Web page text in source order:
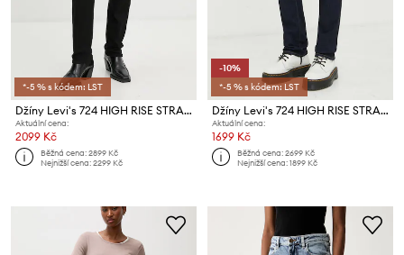
*-5 % s kódem: LST
Džíny Levi's 724 HIGH RISE STRAIGHT
Aktuální cena:
2099 Kč
Běžná cena:2899 Kč
Nejnižší cena:2299 Kč
-10%
*-5 % s kódem: LST
Džíny Levi's 724 HIGH RISE STRAIGHT
Aktuální cena:
1699 Kč
Běžná cena:2699 Kč
Nejnižší cena:1899 Kč